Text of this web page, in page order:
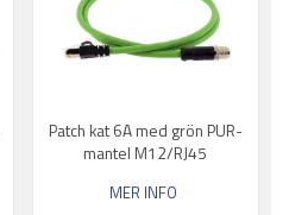
Patch kat 6A med grön PUR-
mantel M12/RJ45
MER INFO